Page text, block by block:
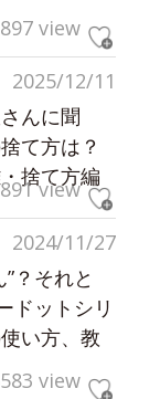
view
2025/12/11
んに聞
て方は？
捨て方編
view
2024/11/27
？それと
ドットシリ
い方、教
view